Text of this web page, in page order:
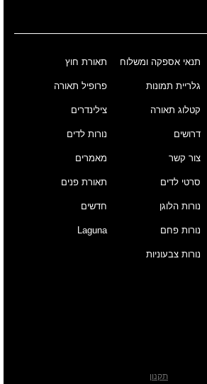
תנאי אספקה ומשלוח
גלריית תמונות
קטלוג תאורה
דרושים
צור קשר
תאורת חוץ
פרופיל תאורה
צילינדרים
נורות לדים
מאמרים
סרטי לדים
נורות הלוגן
נורות פחם
נורות צבעוניות
תאורת פנים
חדשים
Laguna
תקנון